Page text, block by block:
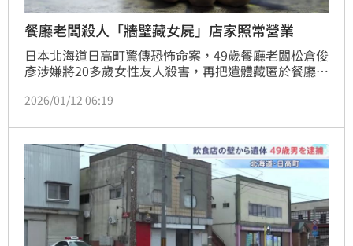
餐廳老闆殺人「牆壁藏女屍」店家照常營業
日本北海道日高町驚傳恐怖命案，49歲餐廳老闆松倉俊
彥涉嫌將20多歲女性友人殺害，再把遺體藏匿於餐廳牆
知情的顧客伴屍吃飯；恐怖行徑令人不寒而慄，此案曝
2026/01/12 06:19